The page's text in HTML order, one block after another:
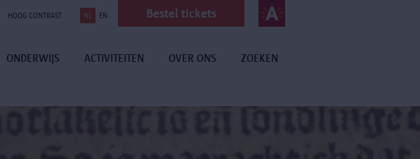
HOOG CONTRAST NL EN Bestel tickets
ONDERWIJS ACTIVITEITEN OVER ONS ZOEKEN